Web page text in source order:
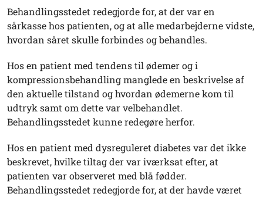
Behandlingsstedet redegjorde for, at der var en
sårkasse hos patienten, og at alle medarbejderne vidste,
hvordan såret skulle forbindes og behandles.
Hos en patient med tendens til ødemer og i
kompressionsbehandling manglede en beskrivelse af
den aktuelle tilstand og hvordan ødemerne kom til
udtryk samt om dette var velbehandlet.
Behandlingsstedet kunne redegøre herfor.
Hos en patient med dysreguleret diabetes var det ikke
beskrevet, hvilke tiltag der var iværksat efter, at
patienten var observeret med blå fødder.
Behandlingsstedet redegjorde for, at der havde været